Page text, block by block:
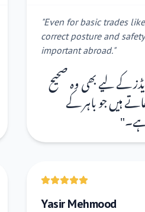
"Even for basic trades
correct posture and
important abroad."
کے لیے بھی وہ صحیح
ہیں جو باہر کے
"
Yasir Mehmood